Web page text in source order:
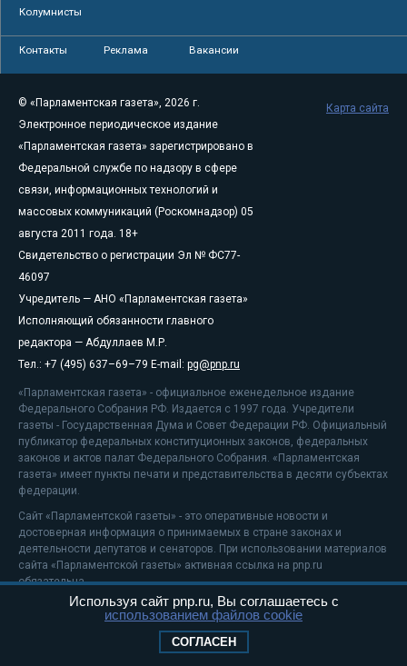
Колумнисты
Контакты Реклама Вакансии
© «Парламентская газета», 2026 г.
Электронное периодическое издание
«Парламентская газета» зарегистрировано в
Федеральной службе по надзору в сфере
связи, информационных технологий и
массовых коммуникаций (Роскомнадзор) 05
августа 2011 года. 18+
Свидетельство о регистрации Эл № ФС77-
46097
Учредитель — АНО «Парламентская газета»
Исполняющий обязанности главного
редактора — Абдуллаев М.Р.
Тел.: +7 (495) 637–69–79 E-mail: pg@pnp.ru
«Парламентская газета» - официальное еженедельное издание
Федерального Собрания РФ. Издается с 1997 года. Учредители
газеты - Государственная Дума и Совет Федерации РФ. Официальный
публикатор федеральных конституционных законов, федеральных
законов и актов палат Федерального Собрания. «Парламентская
газета» имеет пункты печати и представительства в десяти субъектах
федерации.
Сайт «Парламентской газеты» - это оперативные новости и
достоверная информация о принимаемых в стране законах и
деятельности депутатов и сенаторов. При использовании материалов
сайта «Парламентской газеты» активная ссылка на pnp.ru
обязательна.
На информационном ресурсе применяютсярекомендательные
Положение о защите персональных данных
Карта сайта
Используя сайт pnp.ru, Вы соглашаетесь с
использованием файлов cookie
СОГЛАСЕН